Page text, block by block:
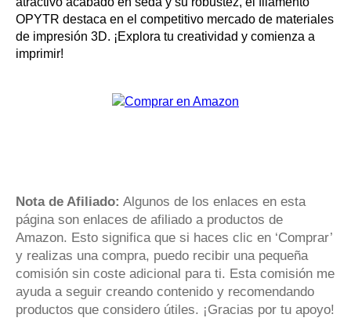
OPYTR destaca en el competitivo mercado de materiales
de impresión 3D. ¡Explora tu creatividad y comienza a
imprimir!
Nota de Afiliado: Algunos de los enlaces en esta
página son enlaces de afiliado a productos de
Amazon. Esto significa que si haces clic en ‘Comprar’
y realizas una compra, puedo recibir una pequeña
comisión sin coste adicional para ti. Esta comisión me
ayuda a seguir creando contenido y recomendando
productos que considero útiles. ¡Gracias por tu apoyo!